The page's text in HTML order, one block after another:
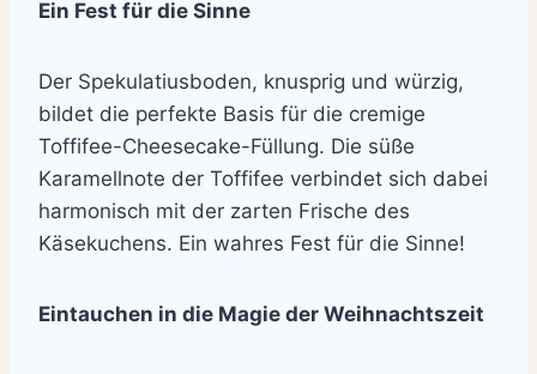
Ein Fest für die Sinne
Der Spekulatiusboden, knusprig und würzig,
bildet die perfekte Basis für die cremige
Toffifee-Cheesecake-Füllung. Die süße
Karamellnote der Toffifee verbindet sich dabei
harmonisch mit der zarten Frische des
Käsekuchens. Ein wahres Fest für die Sinne!
Eintauchen in die Magie der Weihnachtszeit